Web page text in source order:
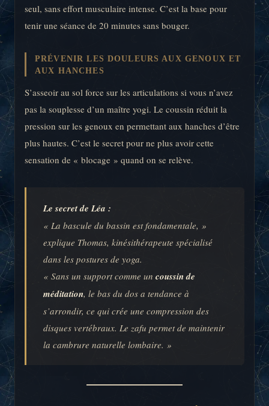
seul, sans effort musculaire intense. C’est la base pour
tenir une séance de 20 minutes sans bouger.
PRÉVENIR LES DOULEURS AUX GENOUX ET
AUX HANCHES
S’asseoir au sol force sur les articulations si vous n’avez
pas la souplesse d’un maître yogi. Le coussin réduit la
pression sur les genoux en permettant aux hanches d’être
plus hautes. C’est le secret pour ne plus avoir cette
sensation de « blocage » quand on se relève.
Le secret de Léa :
« La bascule du bassin est fondamentale, »
explique Thomas, kinésithérapeute spécialisé
dans les postures de yoga.
« Sans un support comme un coussin de
méditation, le bas du dos a tendance à
s’arrondir, ce qui crée une compression des
disques vertébraux. Le zafu permet de maintenir
la cambrure naturelle lombaire. »